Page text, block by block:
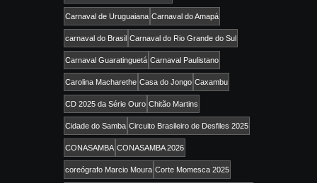
Carnaval de Uruguaiana Carnaval do Amapá
carnaval do Brasil Carnaval do Rio Grande do Sul
Carnaval Guaratinguetá Carnaval Paulistano
Carolina Macharethe Casa do Jongo Caxambu
CD 2025 da Série Ouro Chitão Martins
Cidade do Samba Circuito Brasileiro de Desfiles 2025
CONASAMBA CONASAMBA 2026
coreógrafo Marcio Moura Corte Momesca 2025